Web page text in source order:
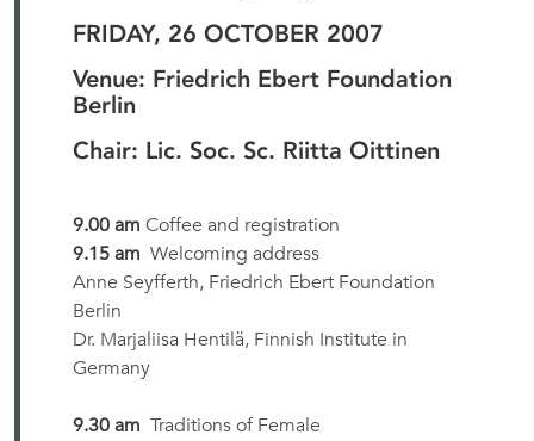
FRIDAY, 26 OCTOBER 2007
Venue: Friedrich Ebert Foundation
Berlin
Chair: Lic. Soc. Sc. Riitta Oittinen
9.00 am Coffee and registration
9.15 am Welcoming address
Anne Seyfferth, Friedrich Ebert Foundation
Berlin
Dr. Marjaliisa Hentilä, Finnish Institute in
Germany
9.30 am Traditions of Female